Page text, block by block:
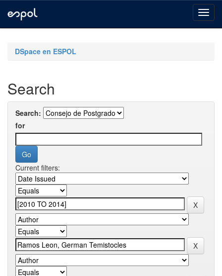
navigationDSpace en ESPOL
Search
Search:
for
Current filters: